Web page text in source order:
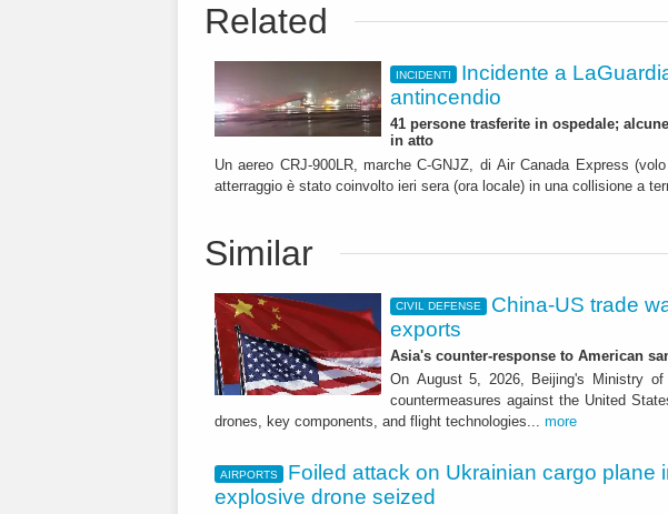
Related
INCIDENTI
Incidente a
antincendio
41 persone trasferite in ospedale;
in atto
Un aereo CRJ-900LR, marche C-GNJZ, di Air Canada Express
atterraggio è stato coinvolto ieri sera (ora locale) in una collisione a
Similar
CIVIL DEFENSE
China-US trade
exports
Asia's counter-response to American
On August 5, 2026, Beijing's Ministry
countermeasures against the United
drones, key components, and flight technologies... more
AIRPORTS
Foiled attack on Ukrainian cargo plane
explosive drone seized